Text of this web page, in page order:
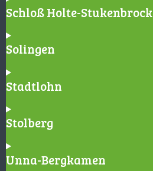
Schloß Holte-Stukenbrock
Solingen
Stadtlohn
Stolberg
Unna-Bergkamen